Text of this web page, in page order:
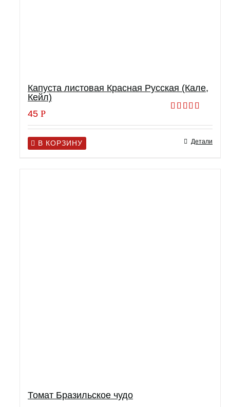
Капуста листовая Красная Русская (Кале,
Кейл)
5.00из 5
45 Р
В КОРЗИНУ Детали
Томат Бразильское чудо